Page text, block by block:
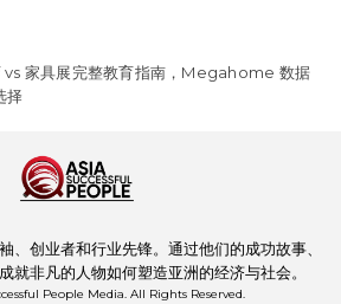
vs 家具展完整教育指南，Megahome 数据
择
、创业者和行业先锋。通过他们的成功故事、
就非凡的人物如何塑造亚洲的经济与社会。
People Media. All Rights Reserved.